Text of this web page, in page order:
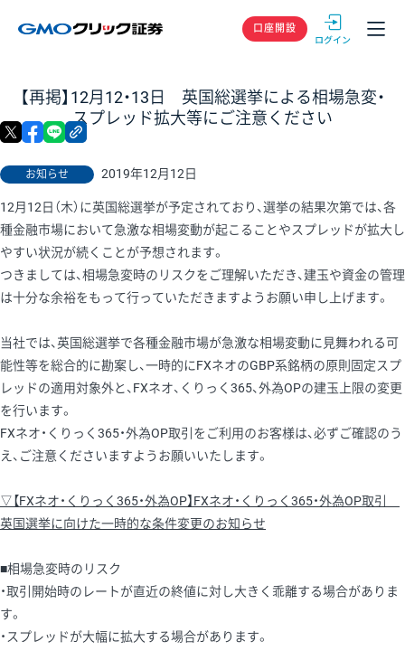
GMOクリック
口座開設
【再掲】12月12・13日 英国総選挙による相場急変・
スプレッド拡大等にご注意ください
お知らせ 2019年12月12日
X facebook
12月12日（木）に英国総選挙が予定されており、選挙の結果次第では、各
種金融市場において急激な相場変動が起こることやスプレッドが拡大し
やすい状況が続くことが予想されます。
つきましては、相場急変時のリスクをご理解いただき、建玉や資金の管理
は十分な余裕をもって行っていただきますようお願い申し上げます。
当社では、英国総選挙で各種金融市場が急激な相場変動に見舞われる可
能性等を総合的に勘案し、一時的にFXネオのGBP系銘柄の原則固定スプ
レッドの適用対象外と、FXネオ、くりっく365、外為OPの建玉上限の変更
を行います。
FXネオ・くりっく365・外為OP取引をご利用のお客様は、必ずご確認のう
え、ご注意くださいますようお願いいたします。
▽【FXネオ・くりっく365・外為OP】FXネオ・くりっく365・外為OP取引
英国選挙に向けた一時的な条件変更のお知らせ
■相場急変時のリスク
・取引開始時のレートが直近の終値に対し大きく乖離する場合がありま
す。
・スプレッドが大幅に拡大する場合があります。